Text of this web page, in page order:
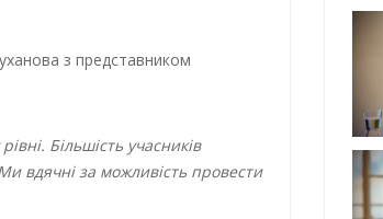
з представником
Більшість учасників
вдячні за можливість провести